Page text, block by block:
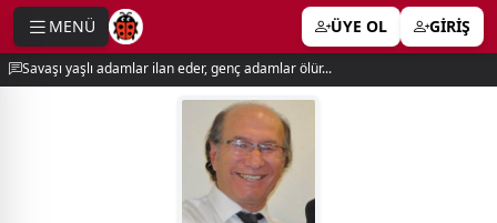
MENÜ ÜYE OL GİRİŞ
Savaşı yaşlı adamlar ilan eder, genç adamlar ölür...
menu